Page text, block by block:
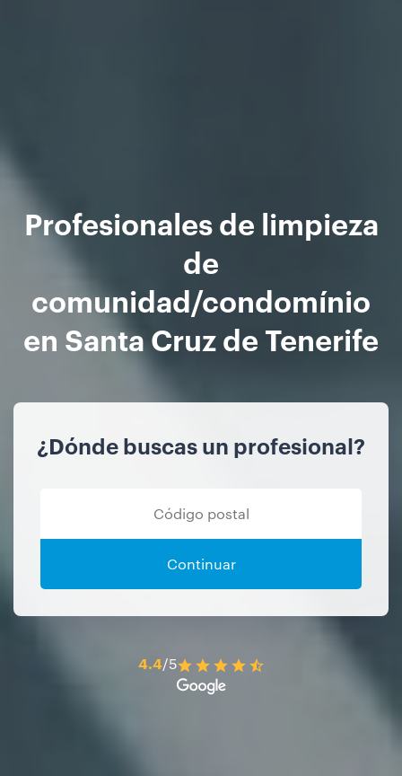
Profesionales de limpieza
de
comunidad/condomínio
en Santa Cruz de Tenerife
¿Dónde buscas un profesional?
Continuar
4.4/5